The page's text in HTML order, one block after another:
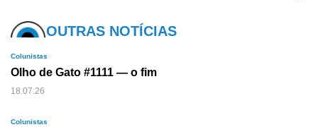
OUTRAS NOTÍCIAS
Colunistas
Olho de Gato #1111 — o fim
18.07.26
Colunistas